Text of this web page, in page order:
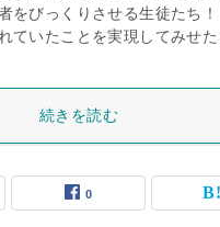
をびっくりさせる生徒たち
ていたことを実現してみせ
続きを読む
0